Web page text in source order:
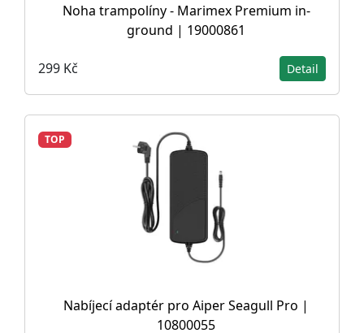
Noha trampolíny - Marimex Premium in-
ground | 19000861
299 Kč Detail
TOP
Nabíjecí adaptér pro Aiper Seagull Pro |
10800055